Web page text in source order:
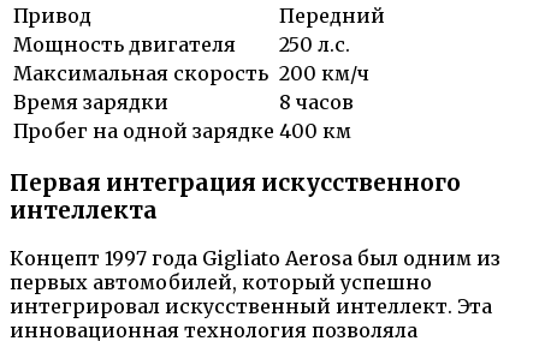
Привод
Передний
Мощность двигателя
250 л.с.
Максимальная скорость 200 км/ч
Время зарядки
8 часов
Пробег на одной зарядке 400 км
Первая интеграция искусственного
интеллекта
Концепт 1997 года Gigliato Aerosa был одним из
первых автомобилей, который успешно
интегрировал искусственный интеллект. Эта
инновационная технология позволяла